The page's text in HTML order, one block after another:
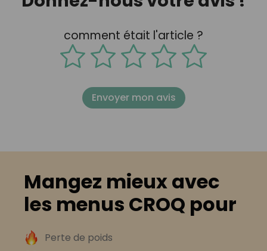
comment était l'article ?
Envoyer mon avis
Mangez mieux avec
les menus CROQ pour
Perte de poids